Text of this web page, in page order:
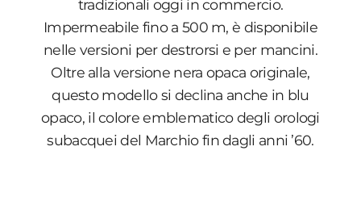
tradizionali oggi in commercio.
Impermeabile fino a 500 m, è disponibile
nelle versioni per destrorsi e per mancini.
Oltre alla versione nera opaca originale,
questo modello si declina anche in blu
opaco, il colore emblematico degli orologi
subacquei del Marchio fin dagli anni ’60.